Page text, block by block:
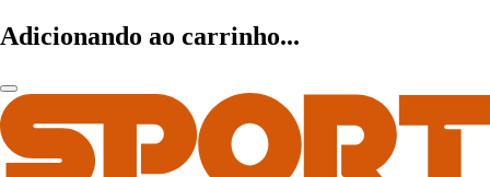
Adicionando ao carrinho...